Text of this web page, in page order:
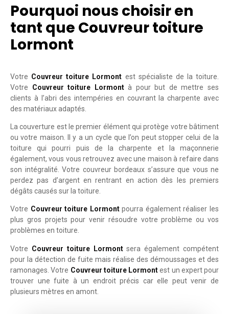
Pourquoi nous choisir en
tant que Couvreur toiture
Lormont
Votre Couvreur toiture Lormont est spécialiste de la toiture.
Votre Couvreur toiture Lormontà pour but de mettre ses
clients à l’abri des intempéries en couvrant la charpente avec
des matériaux adaptés.
La couverture est le premier élément qui protège votre bâtiment
ou votre maison. Il y a un cycle que l’on peut stopper celui de la
toiture qui pourri puis de la charpente et la maçonnerie
également, vous vous retrouvez avec une maison à refaire dans
son intégralité. Votre couvreur bordeaux s’assure que vous ne
perdez pas d’argent en rentrant en action dès les premiers
dégâts causés sur la toiture.
Votre Couvreur toiture Lormontpourra également réaliser les
plus gros projets pour venir résoudre votre problème ou vos
problèmes en toiture.
Votre Couvreur toiture Lormontsera également compétent
pour la détection de fuite mais réalise des démoussages et des
ramonages. Votre Couvreur toiture Lormontest un expert pour
trouver une fuite à un endroit précis car elle peut venir de
plusieurs mètres en amont.